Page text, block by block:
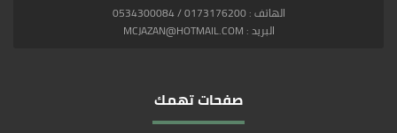
الهاتف : 0173176200 / 0534300084
البريد : MCJAZAN@HOTMAIL.COM
صفحات تهمك